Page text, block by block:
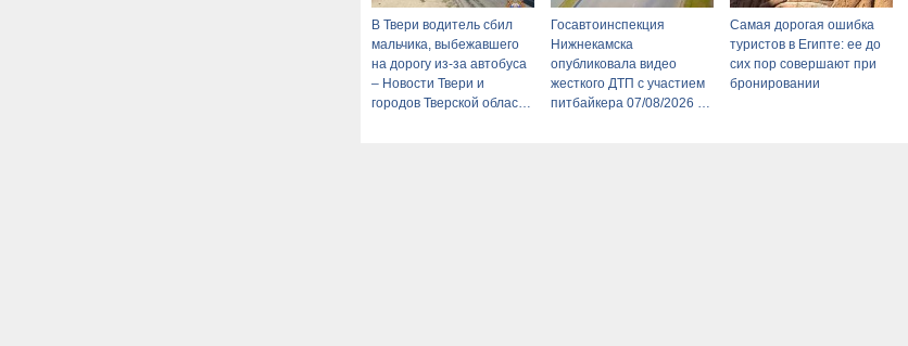
В Твери водитель сбил
мальчика, выбежавшего
на дорогу из-за автобуса
– Новости Твери и
городов Тверской области
Госавтоинспекция
Нижнекамска
опубликовала видео
жесткого ДТП с участием
питбайкера 07/08/2026 –
Самая дорогая ошибка
туристов в Египте: ее до
сих пор совершают при
бронировании